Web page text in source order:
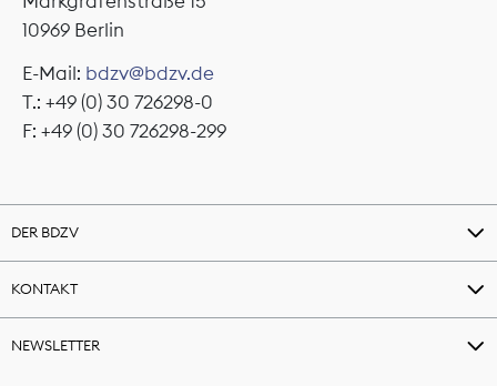
10969 Berlin
E-Mail: bdzv@bdzv.de
T.: +49 (0) 30 726298-0
F: +49 (0) 30 726298-299
DER BDZV
KONTAKT
NEWSLETTER